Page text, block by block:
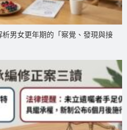
男女更年期的「察覺、發現與接